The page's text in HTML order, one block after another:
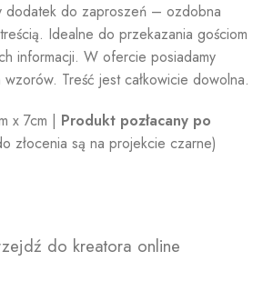
dodatek do zaproszeń – ozdobna
Idealne do przekazania gościom
informacji. W ofercie posiadamy
Treść jest całkowicie dowolna.
x 7cm | Produkt pozłacany po
złocenia są na projekcie czarne)
do kreatora online